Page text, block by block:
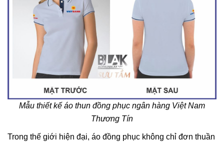
Mẫu thiết kế áo thun đồng phục ngân hàng Việt Nam
Thương Tín
Trong thế giới hiện đại, áo đồng phục không chỉ đơn thuần